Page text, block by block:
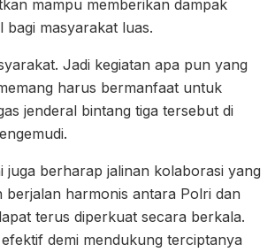
mampu memberikan dampak
bagi masyarakat luas.
Jadi kegiatan apa pun yang
harus bermanfaat untuk
jenderal bintang tiga tersebut di
juga berharap jalinan kolaborasi yang
berjalan harmonis antara Polri dan
terus diperkuat secara berkala.
demi mendukung terciptanya